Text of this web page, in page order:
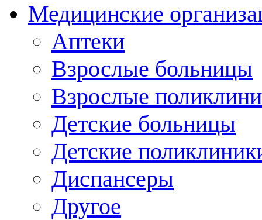
Медицинские
Аптеки
Взрослые больницы
Взрослые
Детские больницы
Детские
Диспансеры
Другое